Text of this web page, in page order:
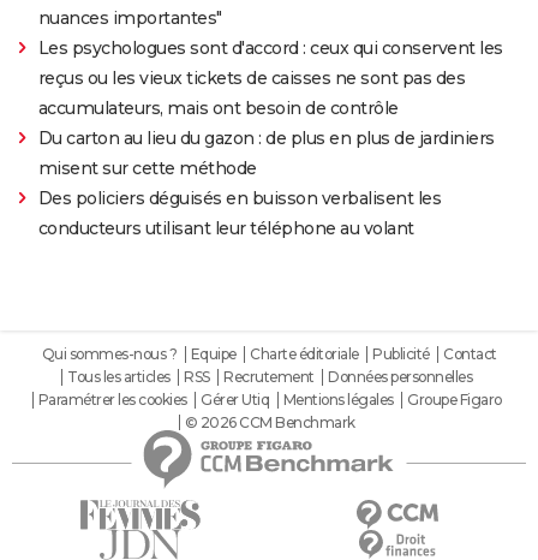
nuances importantes"
Les psychologues sont d'accord : ceux qui conservent les
reçus ou les vieux tickets de caisses ne sont pas des
accumulateurs, mais ont besoin de contrôle
Du carton au lieu du gazon : de plus en plus de jardiniers
misent sur cette méthode
Des policiers déguisés en buisson verbalisent les
conducteurs utilisant leur téléphone au volant
Qui sommes-nous ? Equipe Charte éditoriale Publicité
Contact
Tous les articles
RSS Recrutement
Données personnelles
Paramétrer les cookies
Gérer Utiq Mentions légales
Groupe Figaro
© 2026 CCM Benchmark